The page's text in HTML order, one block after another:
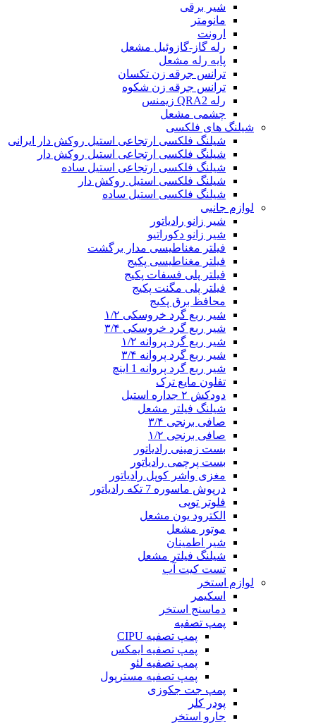
شیر برقی
مانومتر
ارونت
رله گاز-گازوئیل مشعل
پایه رله مشعل
ترانس جرقه زن تکسان
ترانس جرقه زن شکوه
رله QRA2 زیمنس
چشمی مشعل
شیلنگ های فلکسی
شیلنگ فلکسی ارتجاعی استیل روکش دار ایرانی
شیلنگ فلکسی ارتجاعی استیل روکش دار
شیلنگ فلکسی ارتجاعی استیل ساده
شیلنگ فلکسی استیل روکش دار
شیلنگ فلکسی استیل ساده
لوازم جانبی
شیر زانو رادیاتور
شیر زانو دکوراتیو
فیلتر مغناطیسی مدار برگشت
فیلتر مغناطیسی پکیج
فیلتر پلی فسفات پکیج
فیلتر پلی مگنت پکیج
محافظ برق پکیج
شیر ربع گرد خروسکی ۱/۲
شیر ربع گرد خروسکی ۳/۴
شیر ربع گرد پروانه ۱/۲
شیر ربع گرد پروانه ۳/۴
شیر ربع گرد پروانه 1 اینچ
تفلون مایع ترک
دودکش ۲ جداره استیل
شیلنگ فیلتر مشعل
صافی برنجی ۳/۴
صافی برنجی ۱/۲
بست زمینی رادیاتور
بست پرچمی رادیاتور
مغزی واشر کوپل رادیاتور
درپوش ماسوره 7 تکه رادیاتور
فلوتر توپی
الکترود یون مشعل
موتور مشعل
شیر اطمینان
شیلنگ فیلتر مشعل
تست کیت آب
لوازم استخر
اسکیمر
دماسنج استخر
پمپ تصفیه
پمپ تصفیه CIPU
پمپ تصفیه ایمکس
پمپ تصفیه لئو
پمپ تصفیه مسترپول
پمپ جت جکوزی
پودر کلر
جارو استخر